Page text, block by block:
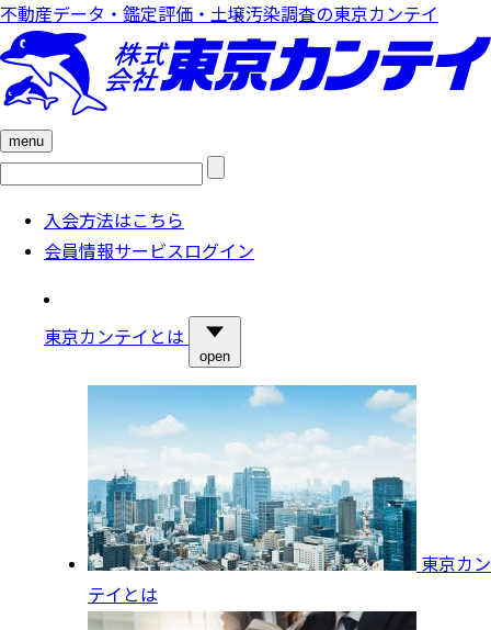
不動産データ・鑑定評価・土壌汚染調査の東京カンテイ
menu
検
入会方法はこちら
会員情報サービスログイン
東京カンテイとは
open
東京カン
テイとは